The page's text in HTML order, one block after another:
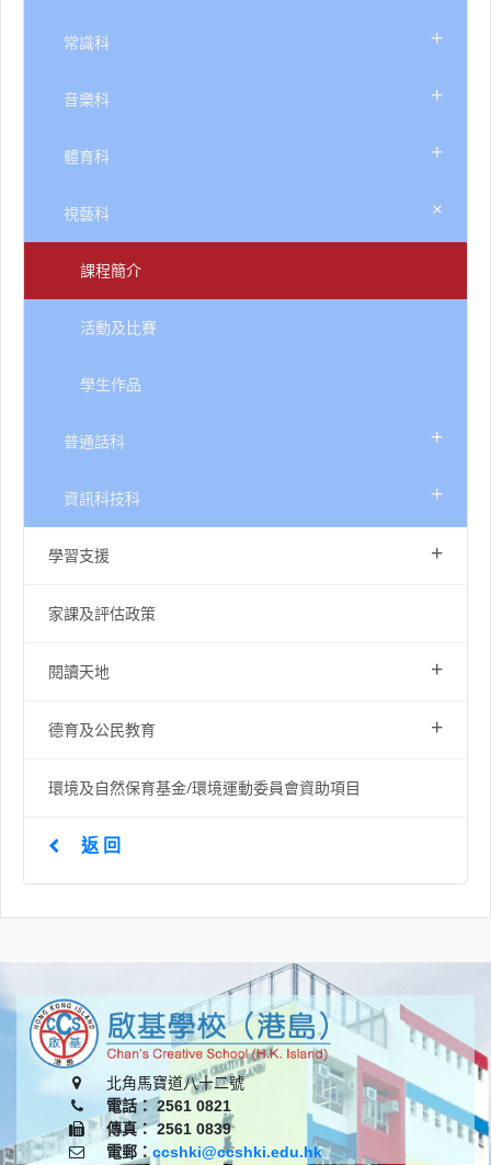
常識科 +
音樂科 +
體育科 +
視藝科 +
課程簡介
活動及比賽
學生作品
普通話科 +
資訊科技科 +
學習支援 +
家課及評估政策
閱讀天地 +
德育及公民教育 +
環境及自然保育基金/環境運動委員會資助項目
返 回
北角馬寶道八十二號
電話： 2561 0821
傳真： 2561 0839
電郵：ccshki@ccshki.edu.hk